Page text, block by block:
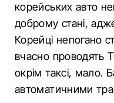
корейських авто
доброму стані,
Корейці непогано
вчасно проводять
окрім таксі, мало.
автоматичними